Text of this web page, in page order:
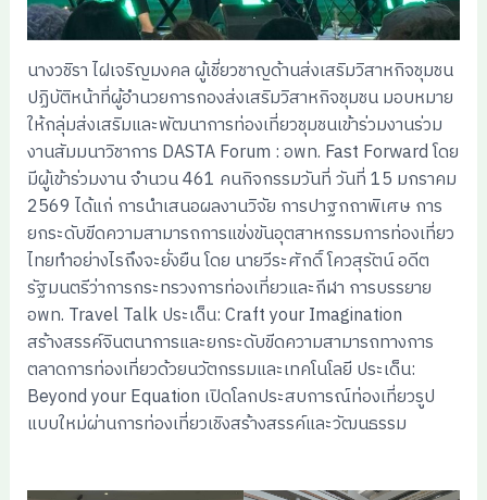
นางวชิรา ไฝเจริญมงคล ผู้เชี่ยวชาญด้านส่งเสริมวิสาหกิจชุมชน
ปฏิบัติหน้าที่ผู้อำนวยการกองส่งเสริมวิสาหกิจชุมชน มอบหมาย
ให้กลุ่มส่งเสริมและพัฒนาการท่องเที่ยวชุมชนเข้าร่วมงานร่วม
งานสัมมนาวิชาการ DASTA Forum : อพท. Fast Forward โดย
มีผู้เข้าร่วมงาน จำนวน 461 คนกิจกรรมวันที่ วันที่ 15 มกราคม
2569 ได้แก่ การนำเสนอผลงานวิจัย การปาฐกถาพิเศษ การ
ยกระดับขีดความสามารถการแข่งขันอุตสาหกรรมการท่องเที่ยว
ไทยทำอย่างไรถึงจะยั่งยืน โดย นายวีระศักดิ์ โควสุรัตน์ อดีต
รัฐมนตรีว่าการกระทรวงการท่องเที่ยวและกีฬา การบรรยาย
อพท. Travel Talk ประเด็น: Craft your Imagination
สร้างสรรค์จินตนาการและยกระดับขีดความสามารถทางการ
ตลาดการท่องเที่ยวด้วยนวัตกรรมและเทคโนโลยี ประเด็น:
Beyond your Equation เปิดโลกประสบการณ์ท่องเที่ยวรูป
แบบใหม่ผ่านการท่องเที่ยวเชิงสร้างสรรค์และวัฒนธรรม